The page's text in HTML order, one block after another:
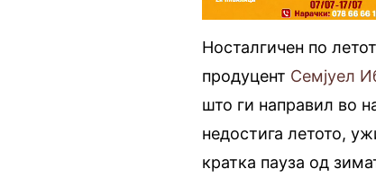
Носталгичен по
продуцент Семјуел
што ги направил во
недостига летото,
кратка пауза од